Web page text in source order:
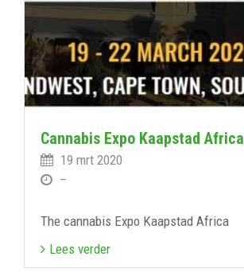
Cannabis Expo Kaapstad Africa
19 mrt 2020
–
The cannabis Expo Kaapstad Africa
Lees verder